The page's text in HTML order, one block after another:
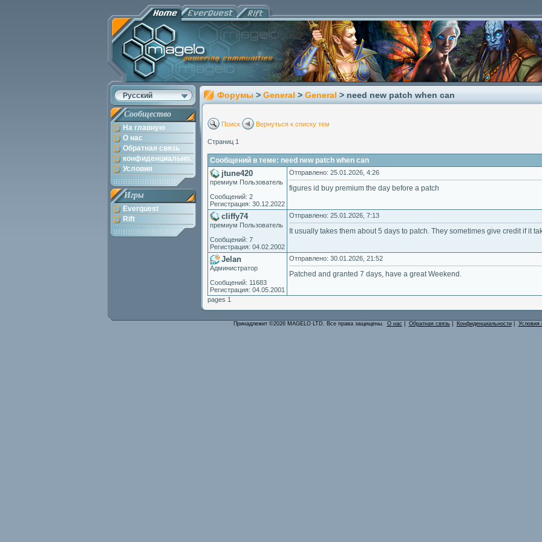
Русский
Сообщество
На главную
О нас
Обратная связь
конфиденциально.
Условия
Игры
Everquest
Rift
Форумы > General > General > need new patch when can
Поиск Вернуться к списку тем
Страниц 1
Сообщений в теме: need new patch when can
jtune420
премиум Пользователь
Сообщений: 2
Регистрация: 30.12.2022
Отправлено: 25.01.2026, 4:26
figures id buy premium the day before a patch
cliffy74
премиум Пользователь
Сообщений: 7
Регистрация: 04.02.2002
Отправлено: 25.01.2026, 7:13
It usually takes them about 5 days to patch. They sometimes give credit if it
Jelan
Администратор
Сообщений: 11683
Регистрация: 04.05.2001
Отправлено: 30.01.2026, 21:52
Patched and granted 7 days, have a great Weekend.
pages 1
Принадлежит ©2026 MAGELO LTD. Все права защищены. О нас Обратная связь| Конфиденциальности| Условия